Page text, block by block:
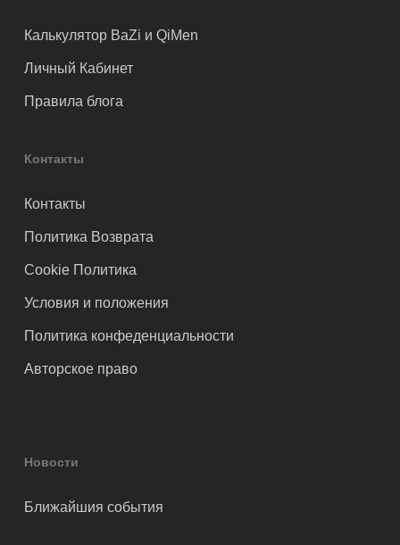
Калькулятор BaZi и QiMen
Личный Кабинет
Правила блога
Контакты
Контакты
Политика Возврата
Cookie Политика
Условия и положения
Политика конфеденциальности
Авторское право
Новости
Ближайшия события